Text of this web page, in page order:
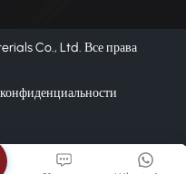
Co., Ltd. Все права